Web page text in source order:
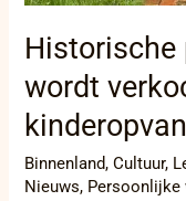
Historische
wordt
Binnenland,Cultuur,
Nieuws, Persoonlijke